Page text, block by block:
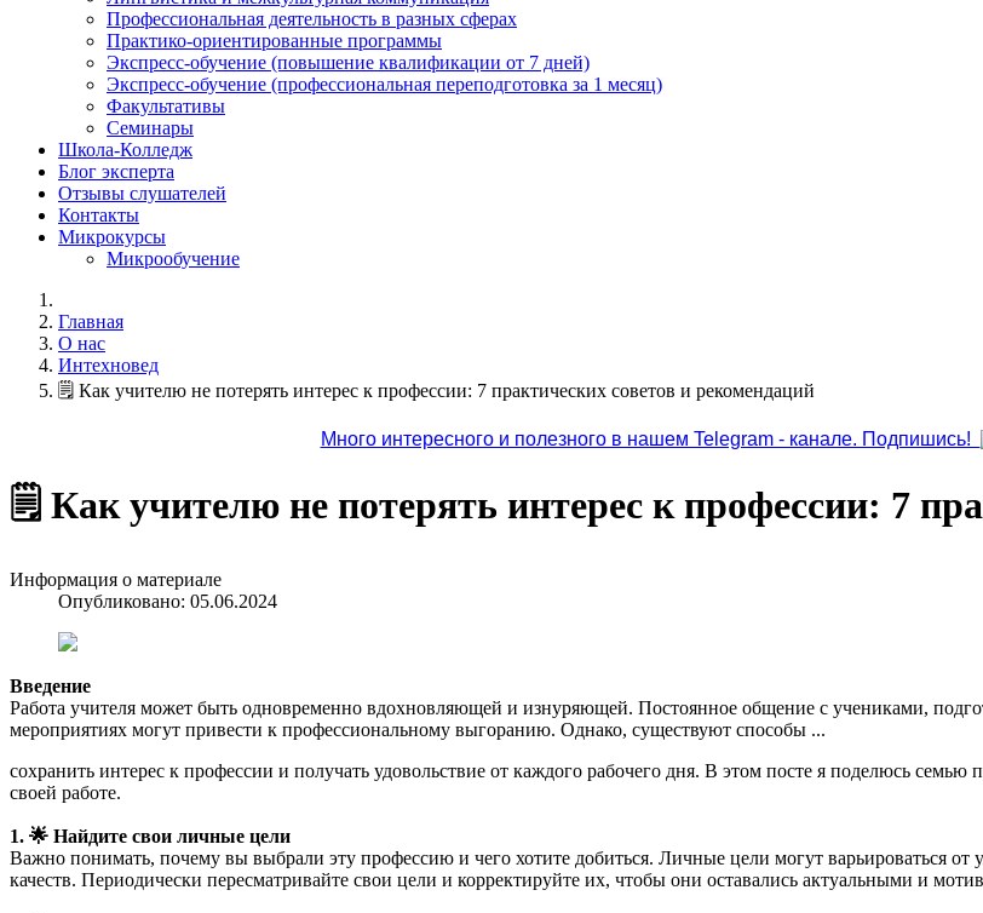
Профессиональная деятельность в разных сферах
Практико-ориентированные программы
Экспресс-обучение (повышение квалификации от 7 дней)
Экспресс-обучение (профессиональная переподготовка за 1 месяц)
Факультативы
Семинары
Школа-Колледж
Блог эксперта
Отзывы слушателей
Контакты
Микрокурсы
Микрообучение
Главная
О нас
Интехновед
🗒 Как учителю не потерять интерес к профессии: 7 практических советов и рекомендаций
Много интересного и полезного в нашем Telegram - канале. Подпишись!
🗒 Как учителю не потерять интерес к профессии: 7
Информация о материале
Опубликовано: 05.06.2024
Введение
Работа учителя может быть одновременно вдохновляющей и изнуряющей. Постоянное общение с учениками,
мероприятиях могут привести к профессиональному выгоранию. Однако, существуют способы ...
сохранить интерес к профессии и получать удовольствие от каждого рабочего дня. В этом посте я поделюсь
своей работе.
1. 🌟 Найдите свои личные цели
Важно понимать, почему вы выбрали эту профессию и чего хотите добиться. Личные цели могут варьироваться от
качеств. Периодически пересматривайте свои цели и корректируйте их, чтобы они оставались актуальными и